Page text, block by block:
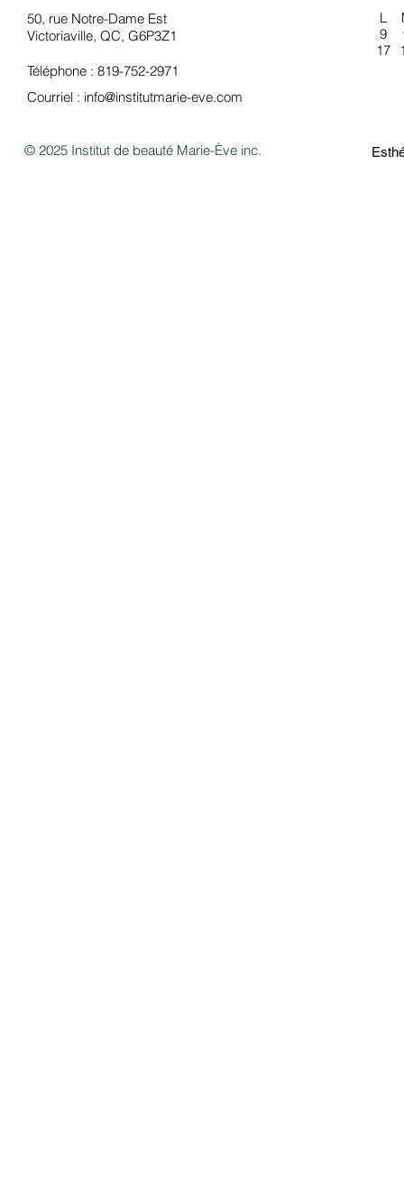
50, rue Notre-Dame Est
Victoriaville, QC, G6P3Z1
L
9
17
Téléphone : 819-752-2971
Courriel : info@institutmarie-eve.com
© 2025 Institut de beauté Marie-Ève inc.